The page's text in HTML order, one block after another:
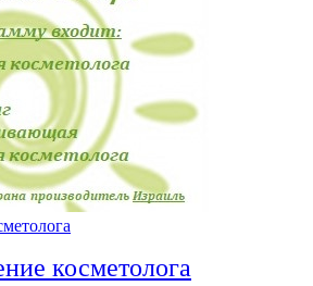
косметолога